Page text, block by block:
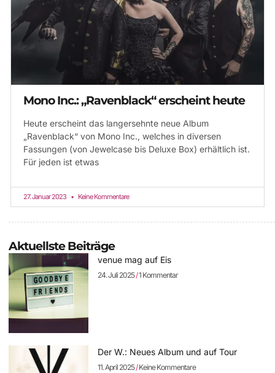
Mono Inc.: „Ravenblack“ erscheint heute
Heute erscheint das langersehnte neue Album
„Ravenblack“ von Mono Inc., welches in diversen
Fassungen (von Jewelcase bis Deluxe Box) erhältlich ist.
Für jeden ist etwas
27. Januar 2023 Keine Kommentare
Aktuellste Beiträge
venue mag auf Eis
24. Juli 2025 1 Kommentar
Der W.: Neues Album und auf Tour
11. April 2025 Keine Kommentare